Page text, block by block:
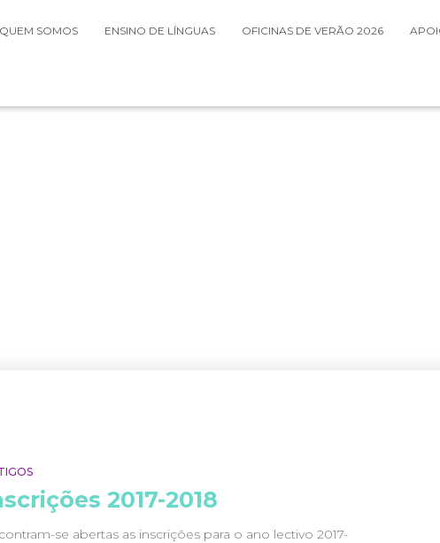
QUEM SOMOS ENSINO DE LÍNGUAS OFICINAS DE VERÃO 2026
2017-2018
se abertas as inscrições para o ano lectivo 2017-